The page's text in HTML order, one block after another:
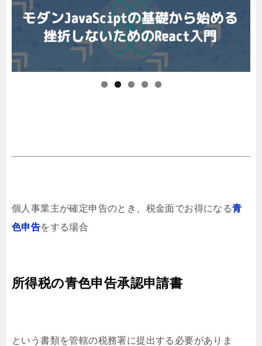
個人事業主が確定申告のとき、税金面でお得になる青
色申告をする場合
所得税の青色申告承認申請書
という書類を管轄の税務署に提出する必要がありま